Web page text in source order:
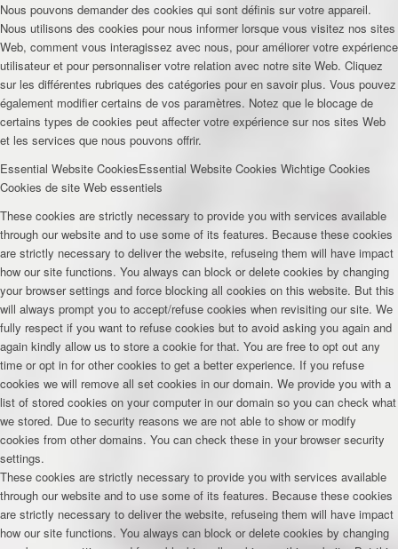
Nous pouvons demander des cookies qui sont définis sur votre appareil.
Nous utilisons des cookies pour nous informer lorsque vous visitez nos sites
Web, comment vous interagissez avec nous, pour améliorer votre expérience
utilisateur et pour personnaliser votre relation avec notre site Web. Cliquez
sur les différentes rubriques des catégories pour en savoir plus. Vous pouvez
également modifier certains de vos paramètres. Notez que le blocage de
certains types de cookies peut affecter votre expérience sur nos sites Web
et les services que nous pouvons offrir.
Essential Website CookiesEssential Website Cookies Wichtige Cookies
Cookies de site Web essentiels
These cookies are strictly necessary to provide you with services available
through our website and to use some of its features. Because these cookies
are strictly necessary to deliver the website, refuseing them will have impact
how our site functions. You always can block or delete cookies by changing
your browser settings and force blocking all cookies on this website. But this
will always prompt you to accept/refuse cookies when revisiting our site. We
fully respect if you want to refuse cookies but to avoid asking you again and
again kindly allow us to store a cookie for that. You are free to opt out any
time or opt in for other cookies to get a better experience. If you refuse
cookies we will remove all set cookies in our domain. We provide you with a
list of stored cookies on your computer in our domain so you can check what
we stored. Due to security reasons we are not able to show or modify
cookies from other domains. You can check these in your browser security
settings.
These cookies are strictly necessary to provide you with services available
through our website and to use some of its features. Because these cookies
are strictly necessary to deliver the website, refuseing them will have impact
how our site functions. You always can block or delete cookies by changing